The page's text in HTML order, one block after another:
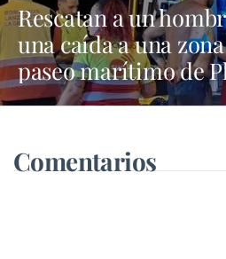
Rescatan a un
una caída a una
paseo marítimo de
Comentarios